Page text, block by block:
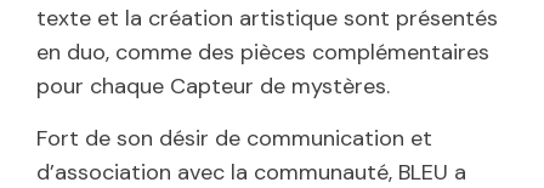
texte et la création artistique sont présentés
en duo, comme des pièces complémentaires
pour chaque Capteur de mystères.
Fort de son désir de communication et
d’association avec la communauté, BLEU a